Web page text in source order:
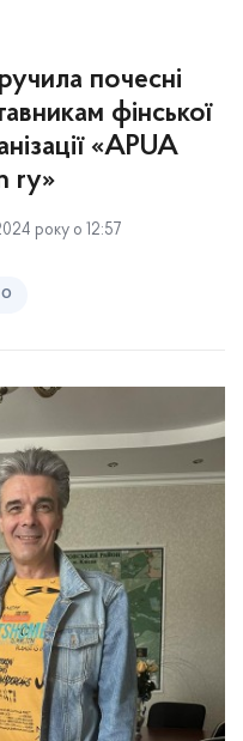
почесні
фінської
«APUA
ry»
року о 12:57